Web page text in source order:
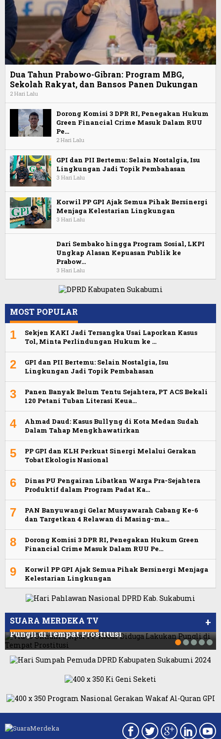
Dua Tahun Prabowo-Gibran: Program MBG,
Sekolah Rakyat, dan Bansos Panen Dukungan
2 Hari Lalu
Dorong Komisi 3 DPR RI, Penegakan Hukum
Green Financial Crime Masuk Dalam RUU
Pe…
2 Hari Lalu
GPI dan PII Bertemu: Selain Nostalgia, Isu
Lingkungan Jadi Topik Pembahasan
3 Hari Lalu
Korwil PP GPI Ajak Semua Pihak Bersinergi
Menjaga Kelestarian Lingkungan
3 Hari Lalu
Dari Sembako hingga Program Sosial, LKPI
Ungkap Alasan Kepuasan Publik ke
Prabow…
3 Hari Lalu
MOST POPULAR
1
Sekjen KAKI Jadi Tersangka Usai Laporkan Kasus
Tol, Minta Perlindungan Hukum ke …
2
GPI dan PII Bertemu: Selain Nostalgia, Isu
Lingkungan Jadi Topik Pembahasan
3
Panen Banyak Belum Tentu Sejahtera, PT ACS Bekali
120 Petani Tuban Literasi Keua…
4
Ahmad Daud: Kasus Bullyng di Kota Medan Sudah
Dalam Tahap Mengkhawatirkan
5
PP GPI dan KLH Perkuat Sinergi Melalui Gerakan
Tobat Ekologis Nasional
6
Dinas PU Pengairan Libatkan Warga Pra-Sejahtera
Produktif dalam Program Padat Ka…
7
PAN Banyuwangi Gelar Musyawarah Cabang Ke-6
dan Targetkan 4 Relawan di Masing-ma…
8
Dorong Komisi 3 DPR RI, Penegakan Hukum Green
Financial Crime Masuk Dalam RUU Pe…
9
Korwil PP GPI Ajak Semua Pihak Bersinergi Menjaga
Kelestarian Lingkungan
SUARA MERDEKA TV +
Billabong, Sekretaris GPI: Kedua Tokoh…
Jakarta
Video Oknum Satpol PP Kobar Diduga Lakukan
Pungli di Tempat Prostitusi